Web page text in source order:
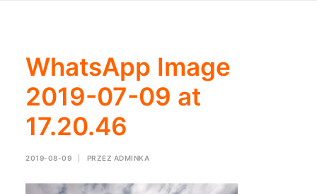
WhatsApp Image
2019-07-09 at
17.20.46
2019-08-09 PRZEZ ADMINKA